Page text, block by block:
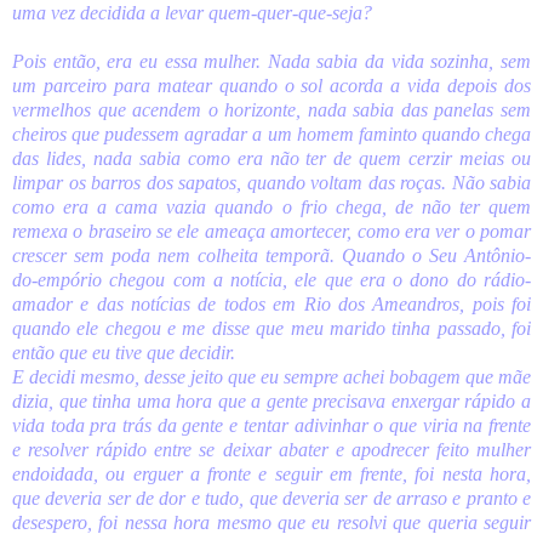
uma vez decidida a levar quem-quer-que-seja?
Pois então, era eu essa mulher. Nada sabia da vida sozinha, sem
um parceiro para matear quando o sol acorda a vida depois dos
vermelhos que acendem o horizonte, nada sabia das panelas sem
cheiros que pudessem agradar a um homem faminto quando chega
das lides, nada sabia como era não ter de quem cerzir meias ou
limpar os barros dos sapatos, quando voltam das roças. Não sabia
como era a cama vazia quando o frio chega, de não ter quem
remexa o braseiro se ele ameaça amortecer, como era ver o pomar
crescer sem poda nem colheita temporã. Quando o Seu Antônio-
do-empório chegou com a notícia, ele que era o dono do rádio-
amador e das notícias de todos em Rio dos Ameandros, pois foi
quando ele chegou e me disse que meu marido tinha passado, foi
então que eu tive que decidir.
E decidi mesmo, desse jeito que eu sempre achei bobagem que mãe
dizia, que tinha uma hora que a gente precisava enxergar rápido a
vida toda pra trás da gente e tentar adivinhar o que viria na frente
e resolver rápido entre se deixar abater e apodrecer feito mulher
endoidada, ou erguer a fronte e seguir em frente, foi nesta hora,
que deveria ser de dor e tudo, que deveria ser de arraso e pranto e
desespero, foi nessa hora mesmo que eu resolvi que queria seguir